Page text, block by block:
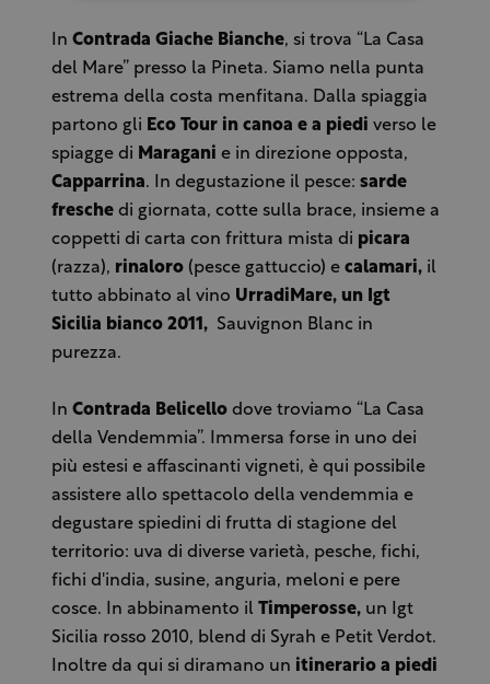
In Contrada Giache Bianche, si trova “La Casa
del Mare” presso la Pineta. Siamo nella punta
estrema della costa menfitana. Dalla spiaggia
partono gli Eco Tour in canoa e a piedi verso le
spiagge di Maragani e in direzione opposta,
Capparrina. In degustazione il pesce: sarde
freschedi giornata, cotte sulla brace, insieme a
coppetti di carta con frittura mista di picara
(razza), rinaloro(pesce gattuccio) e calamari, il
tutto abbinato al vino UrradiMare, un Igt
Sicilia bianco 2011, Sauvignon Blanc in
purezza.
In Contrada Belicellodove troviamo “La Casa
della Vendemmia”. Immersa forse in uno dei
più estesi e affascinanti vigneti, è qui possibile
assistere allo spettacolo della vendemmia e
degustare spiedini di frutta di stagione del
territorio: uva di diverse varietà, pesche, fichi,
fichi d'india, susine, anguria, meloni e pere
cosce. In abbinamento il Timperosse, un Igt
Sicilia rosso 2010, blend di Syrah e Petit Verdot.
Inoltre da qui si diramano un itinerario a piedi